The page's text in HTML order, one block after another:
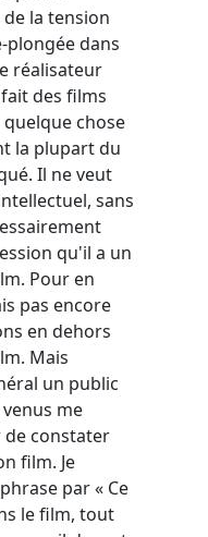
la tension
plongée dans
réalisateur
des films
quelque chose
la plupart du
Il ne veut
sans
qu'il a un
Pour en
pas encore
en dehors
Mais
un public
me
de constater
film. Je
par « Ce
le film, tout